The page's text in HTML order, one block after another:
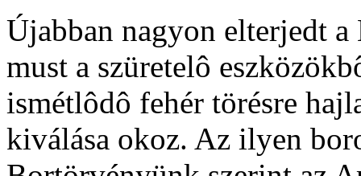
Újabban nagyon elterjedt
must a szüretelô
ismétlôdô fehér törésre
kiválása okoz. Az ilyen